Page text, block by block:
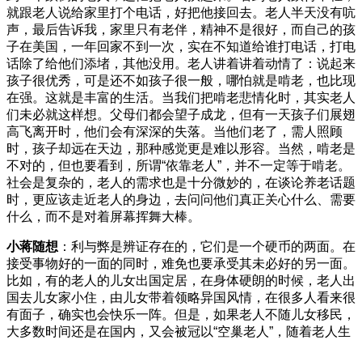
就跟老人说给家里打个电话，好把他接回去。老人半天没有吭
声，最后告诉我，家里只有老伴，精神不是很好，而自己的孩
子在美国，一年回家不到一次，实在不知道给谁打电话，打电
话除了给他们添堵，其他没用。老人讲着讲着动情了：说起来
孩子很优秀，可是还不如孩子很一般，哪怕就是啃老，也比现
在强。这就是丰富的生活。当我们把啃老悲情化时，其实老人
们未必就这样想。父母们都会望子成龙，但有一天孩子们展翅
高飞离开时，他们会有深深的失落。当他们老了，需人照顾
时，孩子却远在天边，那种感觉更是难以形容。当然，啃老是
不对的，但也要看到，所谓“依靠老人”，并不一定等于啃老。
社会是复杂的，老人的需求也是十分微妙的，在谈论养老话题
时，更应该走近老人的身边，去问问他们真正关心什么、需要
什么，而不是对着屏幕挥舞大棒。
小蒋随想 ：利与弊是辨证存在的，它们是一个硬币的两面。在
接受事物好的一面的同时，难免也要承受其未必好的另一面。
比如，有的老人的儿女出国定居，在身体硬朗的时候，老人出
国去儿女家小住，由儿女带着领略异国风情，在很多人看来很
有面子，确实也会快乐一阵。但是，如果老人不随儿女移民，
大多数时间还是在国内，又会被冠以“空巢老人”，随着老人生